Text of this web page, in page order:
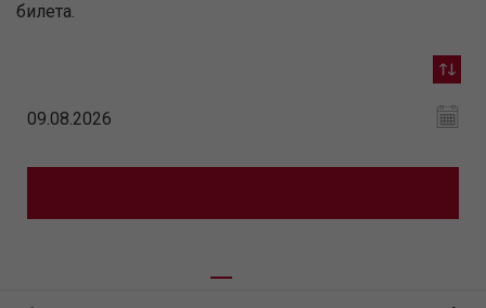
билета.